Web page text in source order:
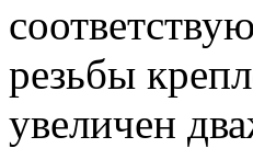
резьбы
увеличен